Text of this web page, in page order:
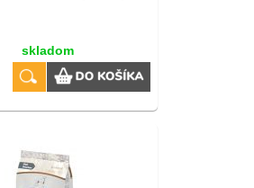
skladom